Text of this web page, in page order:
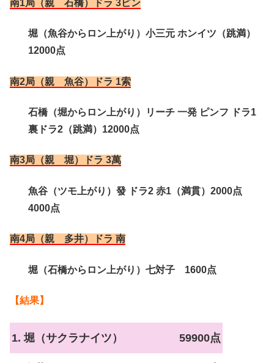
南1局（親 石橋）ドラ 3ピン
堀（魚谷からロン上がり）小三元 ホンイツ（跳満）
12000点
南2局（親 魚谷）ドラ 1索
石橋（堀からロン上がり）リーチ 一発 ピンフ ドラ1
裏ドラ2（跳満）12000点
南3局（親 堀）ドラ 3萬
魚谷（ツモ上がり）發 ドラ2 赤1（満貫）2000点
4000点
南4局（親 多井）ドラ 南
堀（石橋からロン上がり）七対子 1600点
【結果】
1. 堀（サクラナイツ） 59900点